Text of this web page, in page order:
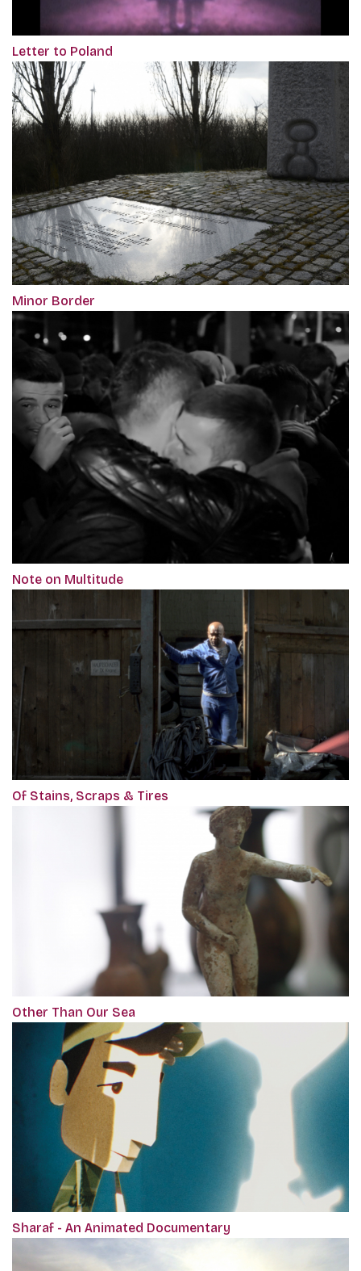
Letter to Poland
Minor Border
Note on Multitude
Of Stains, Scraps & Tires
Other Than Our Sea
Sharaf - An Animated Documentary